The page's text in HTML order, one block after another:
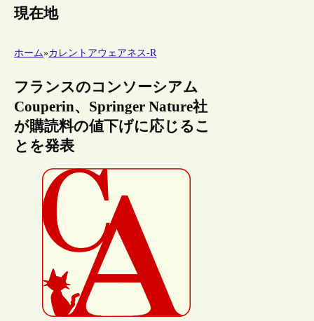
現在地
ホーム»カレントアウェアネス-R
フランスのコンソーシアム
Couperin、Springer Nature社
が購読料の値下げに応じるこ
とを発表